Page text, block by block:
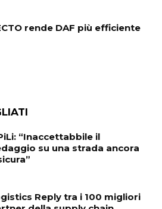
rende DAF più efficiente
“Inaccettabbile il
su una strada ancora
Reply tra i 100 migliori